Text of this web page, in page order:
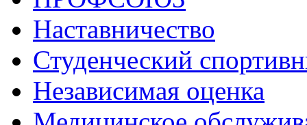
Наставничество
Студенческий
Независимая оценка